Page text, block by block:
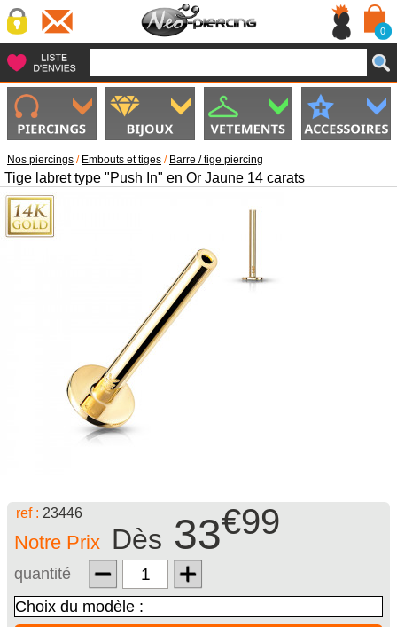
0
Nos piercings / Embouts et tiges / Barre / tige piercing
Tige labret type "Push In" en Or Jaune 14 carats
ref : 23446
Notre Prix Dès 33€99
quantité